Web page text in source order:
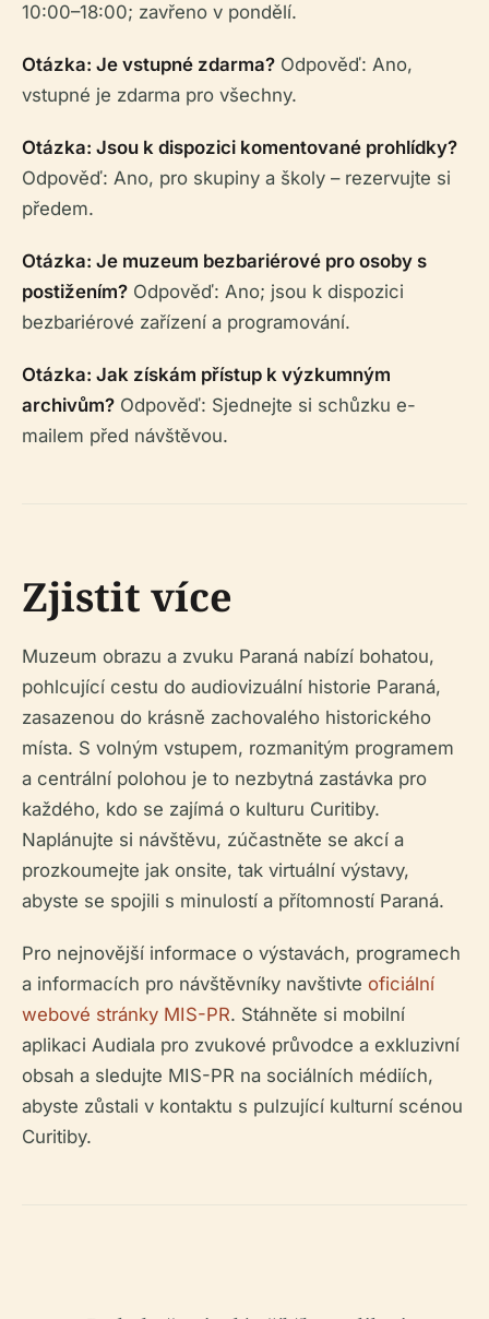
10:00–18:00; zavřeno v pondělí.
Otázka: Je vstupné zdarma? Odpověď: Ano,
vstupné je zdarma pro všechny.
Otázka: Jsou k dispozici komentované prohlídky?
Odpověď: Ano, pro skupiny a školy – rezervujte si
předem.
Otázka: Je muzeum bezbariérové pro osoby s
postižením? Odpověď: Ano; jsou k dispozici
bezbariérové zařízení a programování.
Otázka: Jak získám přístup k výzkumným
archivům? Odpověď: Sjednejte si schůzku e-
mailem před návštěvou.
Zjistit více
Muzeum obrazu a zvuku Paraná nabízí bohatou,
pohlcující cestu do audiovizuální historie Paraná,
zasazenou do krásně zachovalého historického
místa. S volným vstupem, rozmanitým programem
a centrální polohou je to nezbytná zastávka pro
každého, kdo se zajímá o kulturu Curitiby.
Naplánujte si návštěvu, zúčastněte se akcí a
prozkoumejte jak onsite, tak virtuální výstavy,
abyste se spojili s minulostí a přítomností Paraná.
Pro nejnovější informace o výstavách, programech
a informacích pro návštěvníky navštivte oficiální
webové stránky MIS-PR. Stáhněte si mobilní
aplikaci Audiala pro zvukové průvodce a exkluzivní
obsah a sledujte MIS-PR na sociálních médiích,
abyste zůstali v kontaktu s pulzující kulturní scénou
Curitiby.